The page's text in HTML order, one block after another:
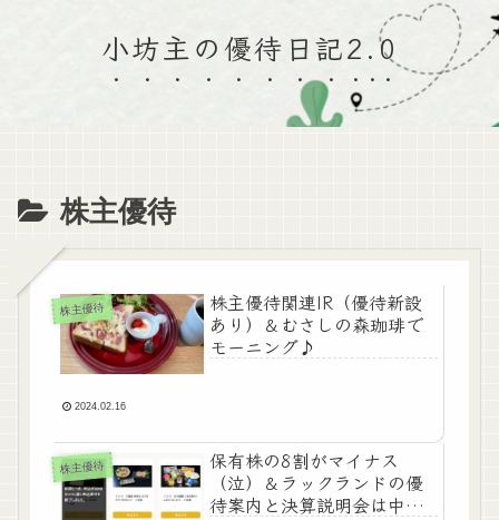
小坊主の優待日記2.0
株主優待
株主優待
株主優待関連IR（優待新設
あり）＆むさしの森珈琲で
モーニング♪
2024.02.16
株主優待
保有株の8割がマイナス
（泣）＆ラックランドの優
待案内と決算説明会は中